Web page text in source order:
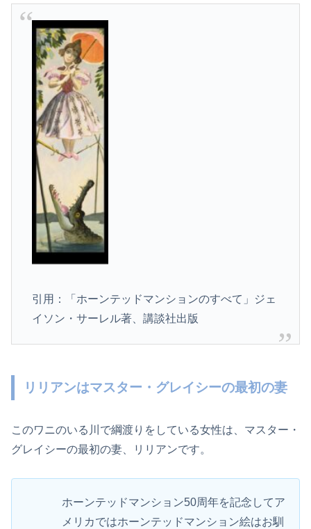
引用：「ホーンテッドマンションのすべて」ジェ
イソン・サーレル著、講談社出版
リリアンはマスター・グレイシーの最初の妻
このワニのいる川で綱渡りをしている女性は、マスター・
グレイシーの最初の妻、リリアンです。
ホーンテッドマンション50周年を記念してア
メリカではホーンテッドマンション絵はお馴